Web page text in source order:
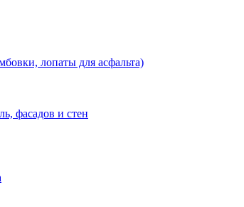
лопаты для асфальта)
фасадов и стен